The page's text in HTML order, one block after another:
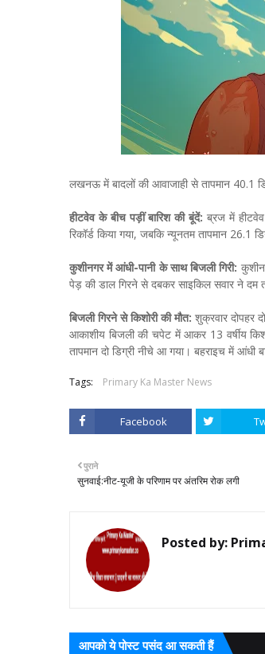
लखनऊ में बादलों की आवाजाही से तापमान 40.1
हीटवेव के बीच पड़ीं बारिश की बूंदें: ब्रज में
रिकॉर्ड किया गया, जबकि न्यूनतम तापमान
कुशीनगर में आंधी-पानी के साथ बिजली गिरी:
पेड़ की डाल गिरने से दबकर साइकिल सवार ने दम
बिजली गिरने से किशोरी की मौत:शुक्रवार दोपहर
आकाशीय बिजली की चपेट में आकर 13 वर्षीय
तापमान दो डिग्री नीचे आ गया। बहराइच में
Tags: Primary Ka Master News
Facebook
पुराने
सुनवाई:नीट-यूजी के परिणाम पर अंतरिम रोक लगी
Posted by:
आपको ये पोस्ट पसंद आ सकती हैं